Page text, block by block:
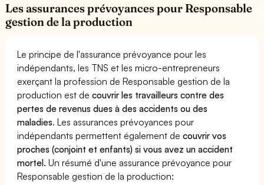
Les assurances prévoyances pour Responsable
gestion de la production
Le principe de l'assurance prévoyance pour les
indépendants, les TNS et les micro-entrepreneurs
exerçant la profession de Responsable gestion de la
production est decouvrir les travailleurs contre des
pertes de revenus dues à des accidents ou des
maladies. Les assurances prévoyances pour
indépendants permettent également decouvrir vos
proches (conjoint et enfants) si vous avez un accident
mortel. Un résumé d'une assurance prévoyance pour
Responsable gestion de la production: